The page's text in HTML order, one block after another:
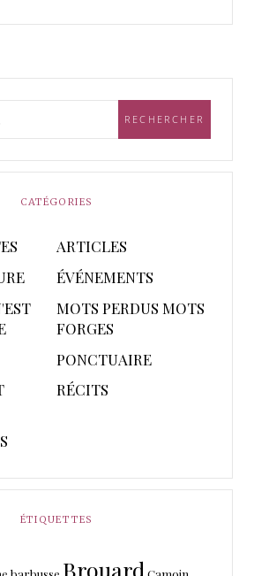
CATÉGORIES
ARTICLES
ÉVÉNEMENTS
MOTS PERDUS MOTS
FORGES
PONCTUAIRE
RÉCITS
ÉTIQUETTES
Brouard